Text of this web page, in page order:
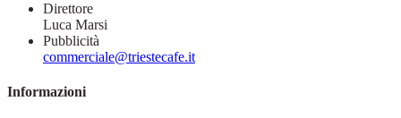
Direttore
Luca Marsi
Pubblicità
commerciale@triestecafe.it
Informazioni